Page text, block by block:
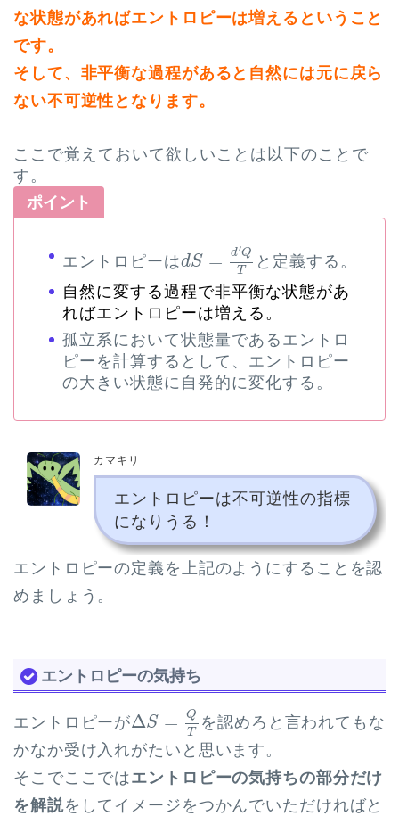
な状態があればエントロピーは増えるということ
です。
そして、非平衡な過程があると自然には元に戻ら
ない不可逆性となります。
ここで覚えておいて欲しいことは以下のことで
す。
ポイント
エントロピーはdS = d′Q
T
QT
と定義する。
自然に変する過程で非平衡な状態があ
ればエントロピーは増える。
孤立系において状態量であるエントロ
ピーを計算するとして、エントロピー
の大きい状態に自発的に変化する。
カマキリ
エントロピーは不可逆性の指標
になりうる！
エントロピーの定義を上記のようにすることを認
めましょう。
エントロピーの気持ち
エントロピーがΔS =
Q
T
T
を認めろと言われてもな
かなか受け入れがたいと思います。
そこでここではエントロピーの気持ちの部分だけ
を解説をしてイメージをつかんでいただければと